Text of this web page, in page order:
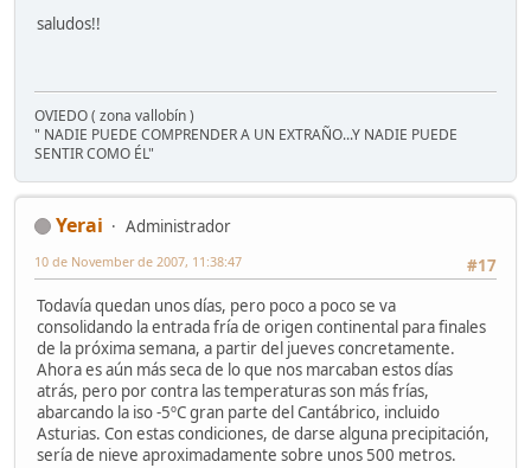
saludos!!
OVIEDO ( zona vallobín )
" NADIE PUEDE COMPRENDER A UN EXTRAÑO...Y NADIE PUEDE
SENTIR COMO ÉL"
Yerai
Administrador
#17
10 de November de 2007, 11:38:47
Todavía quedan unos días, pero poco a poco se va
consolidando la entrada fría de origen continental para finales
de la próxima semana, a partir del jueves concretamente.
Ahora es aún más seca de lo que nos marcaban estos días
atrás, pero por contra las temperaturas son más frías,
abarcando la iso -5ºC gran parte del Cantábrico, incluido
Asturias. Con estas condiciones, de darse alguna precipitación,
sería de nieve aproximadamente sobre unos 500 metros.